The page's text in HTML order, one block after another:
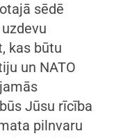
sēdē
kas būtu
un NATO
Jūsu rīcība
pilnvaru